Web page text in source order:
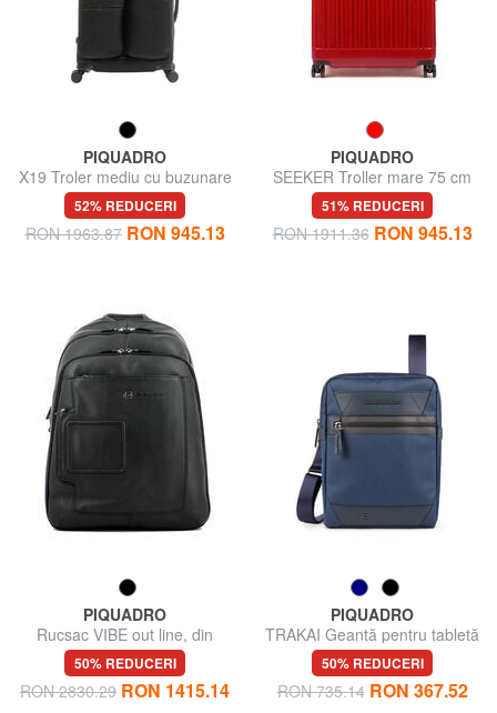
PIQUADRO
X19 Troler mediu cu buzunare
52% REDUCERI
RON 1963.87 RON 945.13
PIQUADRO
SEEKER Troller mare 75 cm
51% REDUCERI
RON 1911.36 RON 945.13
PIQUADRO
Rucsac VIBE out line, din
piele, suport pentru notebook
până la 13 "
50% REDUCERI
RON 2830.29 RON 1415.14
PIQUADRO
TRAKAI Geantă pentru tabletă
50% REDUCERI
RON 735.14 RON 367.52